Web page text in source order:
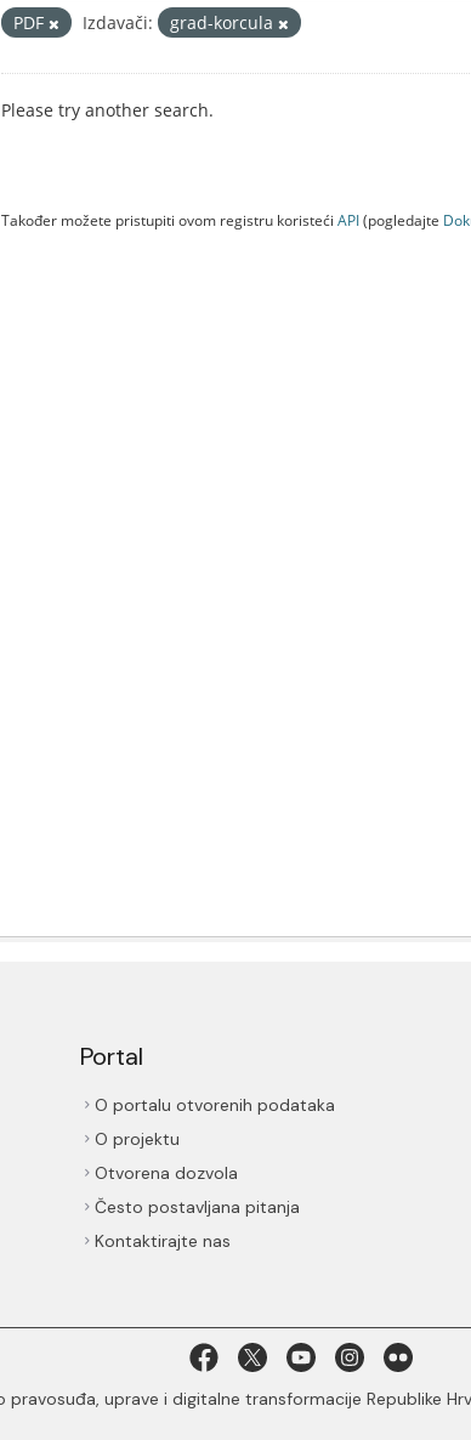
PDF
Izdavači: grad-korcula
Please try another search.
Također možete pristupiti ovom registru koristeći API(pogledajte